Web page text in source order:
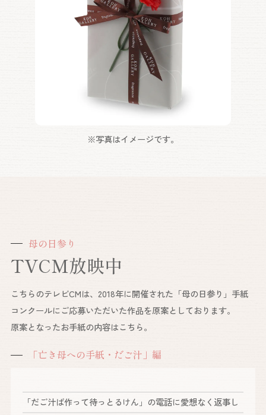
※写真はイメージです。
母の日参り
TVCM放映中
こちらのテレビCMは、2018年に開催された「母の日参り」手紙
コンクールにご応募いただいた作品を原案としております。
原案となったお手紙の内容はこちら。
「亡き母への手紙・だご汁」編
「だご汁ば作って待っとるけん」の電話に愛想なく返事し